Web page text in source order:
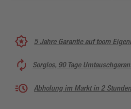
5 Jahre Garantie auf toom
Sorglos, 90 Tage
Abholung im Markt in 2 Stunden